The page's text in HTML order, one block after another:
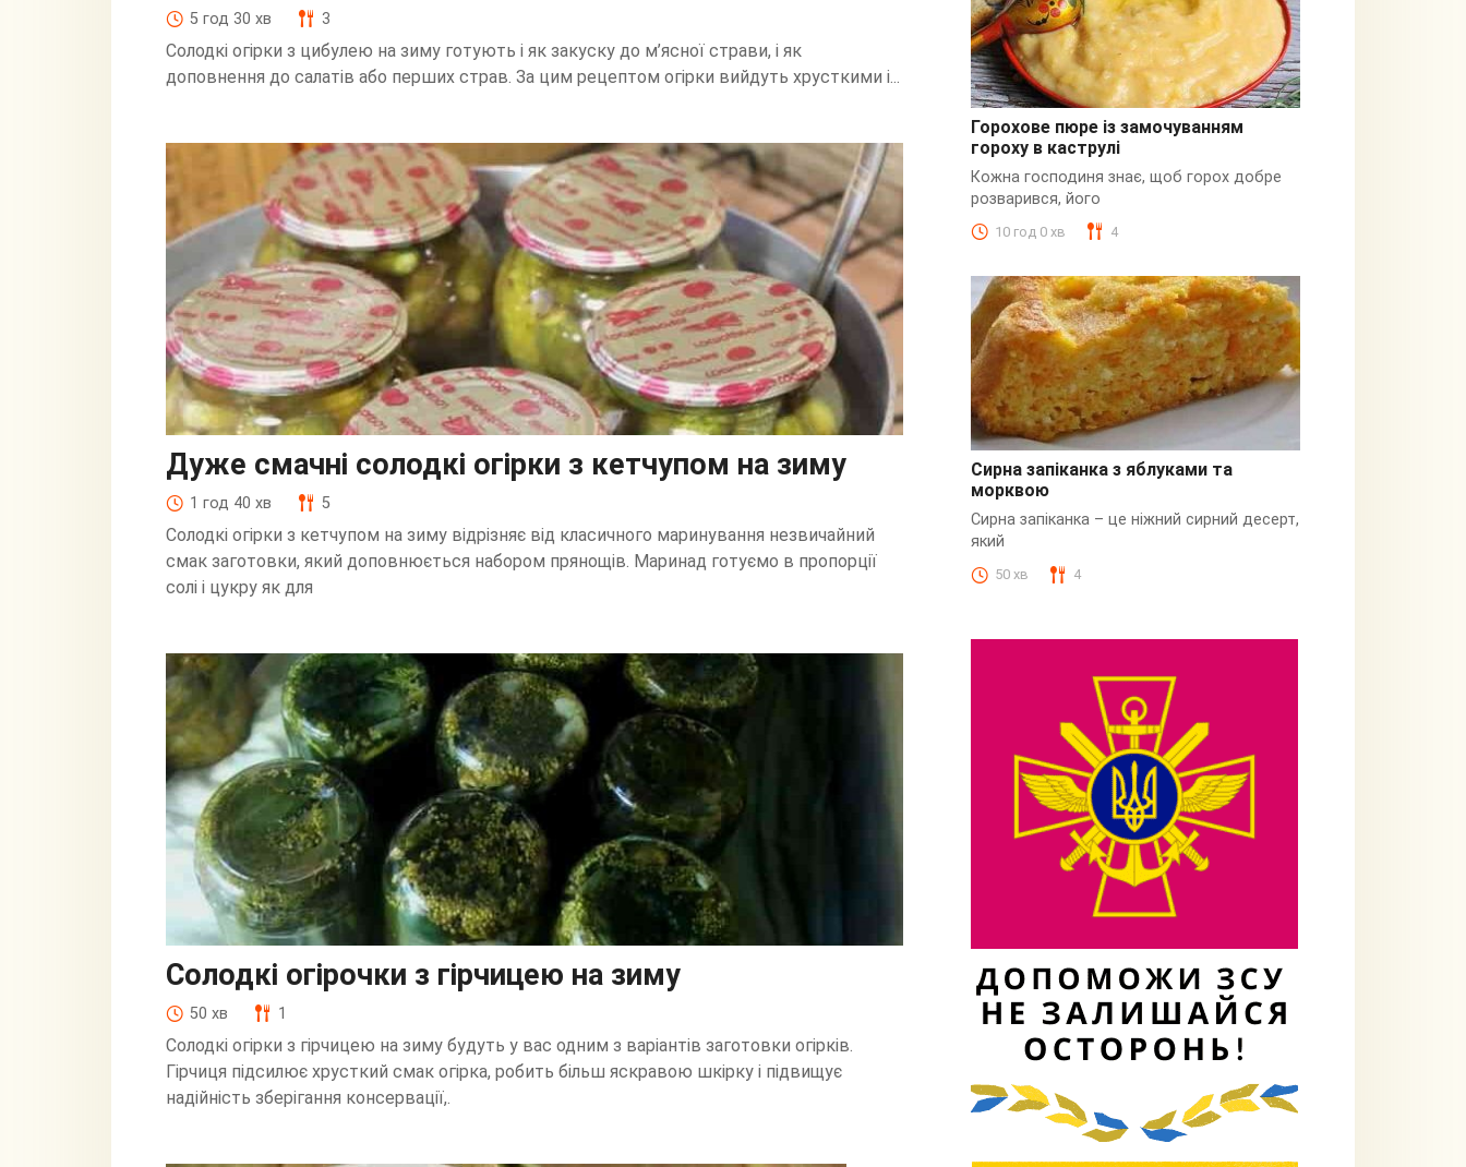
5 год 30 хв 3
Солодкі огірки з цибулею на зиму готують і як закуску до м’ясної страви, і як
доповнення до салатів або перших страв. За цим рецептом огірки вийдуть хрусткими і...
Дуже смачні солодкі огірки з кетчупом на зиму
1 год 40 хв 5
Солодкі огірки з кетчупом на зиму відрізняє від класичного маринування незвичайний
смак заготовки, який доповнюється набором прянощів. Маринад готуємо в пропорції
солі і цукру як для
Солодкі огірочки з гірчицею на зиму
50 хв 1
Солодкі огірки з гірчицею на зиму будуть у вас одним з варіантів заготовки огірків.
Гірчиця підсилює хрусткий смак огірка, робить більш яскравою шкірку і підвищує
надійність зберігання консервації,.
Пюре
Горохове пюре із замочуванням
гороху в каструлі
Кожна господиня знає, щоб горох добре
розварився, його
10 год 0 хв 4
Сирна
Сирна запіканка з яблуками та
морквою
Сирна запіканка – це ніжний сирний десерт,
який
50 хв 4